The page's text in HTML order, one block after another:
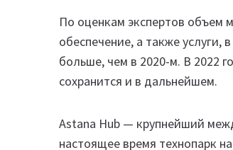
По оценкам экспертов объем
обеспечение, а также услуги,
больше, чем в 2020-м. В 2022
сохранится и в дальнейшем.
Astana Hub — крупнейший
настоящее время технопарк